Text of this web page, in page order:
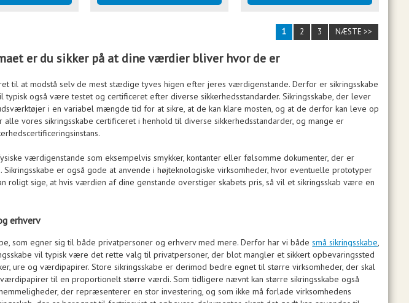
1 2 3 NÆSTE >>
er du sikker på at dine værdier bliver hvor de er
til at modstå selv de mest stædige tyves higen efter jeres værdigenstande. Derfor er sikringsskabe
også være testet og certificeret efter diverse sikkerhedsstandarder. Sikringsskabe, der lever
i en variabel mængde tid for at sikre, at de kan klare mosten, og at de derfor kan leve op
vores sikringsskabe certificeret i henhold til diverse sikkerhedsstandarder, og mange er
værdigenstande som eksempelvis smykker, kontanter eller følsomme dokumenter, der er
er også gode at anvende i højteknologiske virksomheder, hvor eventuelle prototyper
roligt sige, at hvis værdien af dine genstande overstiger skabets pris, så vil et sikringsskab være en
erhverv
som egner sig til både privatpersoner og erhverv med mere. Derfor har vi bådesmå sikringsskabe,
vil typisk være det rette valg til privatpersoner, der blot mangler et sikkert opbevaringssted
ure og værdipapirer. Store sikringsskabe er derimod bedre egnet til større virksomheder, der skal
til en proportionelt større værdi. Som tidligere nævnt kan større sikringsskabe også
der repræsenterer en stor investering, og som ikke må forlade virksomhedens